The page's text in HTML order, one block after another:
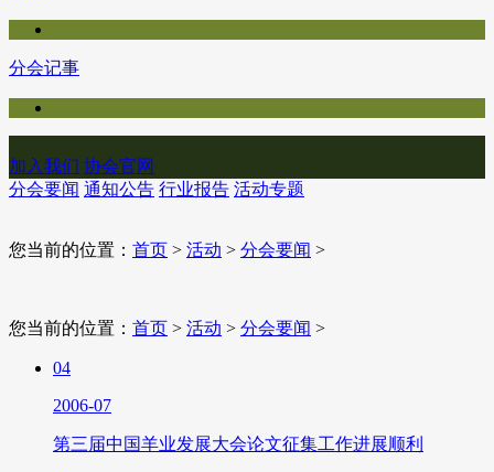
分会记事
加入我们 协会官网
分会要闻 通知公告 行业报告 活动专题
您当前的位置： 首页 > 活动 > 分会要闻 >
您当前的位置： 首页 > 活动 > 分会要闻 >
04
2006-07
第三届中国羊业发展大会论文征集工作进展顺利